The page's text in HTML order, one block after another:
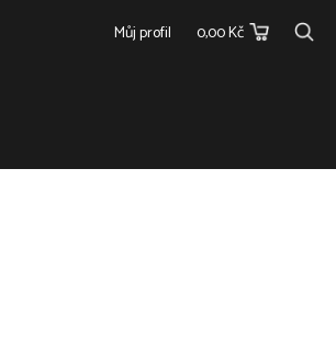
Můj profil 0,00 Kč